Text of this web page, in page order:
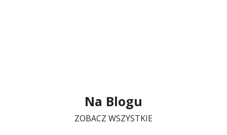
Na Blogu
ZOBACZ WSZYSTKIE